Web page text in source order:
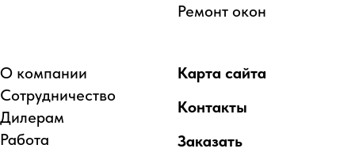
Ремонт окон
О компании
Сотрудничество
Дилерам
Работа
Карта сайта
Контакты
Заказать